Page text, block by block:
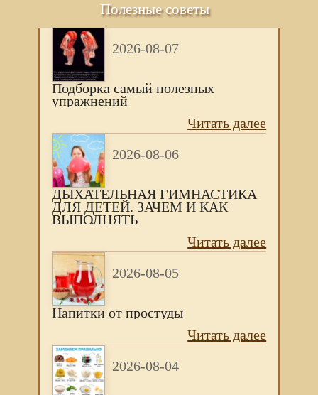
Полезные советы
2026-08-07
Подборка самый полезных
упражнений
Читать далее
2026-08-06
ДЫХАТЕЛЬНАЯ ГИМНАСТИКА
ДЛЯ ДЕТЕЙ. ЗАЧЕМ И КАК
ВЫПОЛНЯТЬ
Читать далее
2026-08-05
Напитки от простуды
Читать далее
2026-08-04